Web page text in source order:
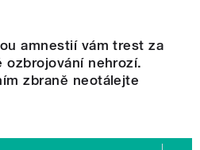
amnestií vám trest za
ozbrojování nehrozí.
zbraně neotálejte